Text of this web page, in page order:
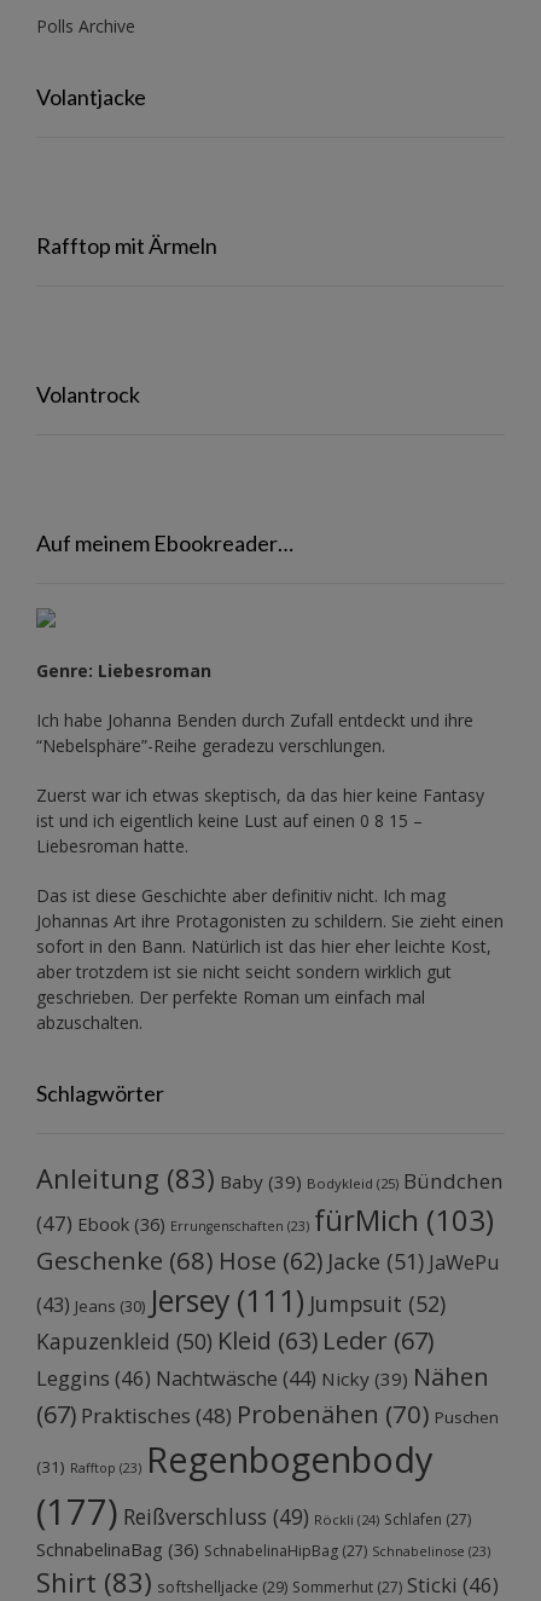
Polls Archive
Volantjacke
Rafftop mit Ärmeln
Volantrock
Auf meinem Ebookreader…
Genre: Liebesroman
Ich habe Johanna Benden durch Zufall entdeckt und ihre
“Nebelsphäre”-Reihe geradezu verschlungen.
Zuerst war ich etwas skeptisch, da das hier keine Fantasy
ist und ich eigentlich keine Lust auf einen 0 8 15 –
Liebesroman hatte.
Das ist diese Geschichte aber definitiv nicht. Ich mag
Johannas Art ihre Protagonisten zu schildern. Sie zieht einen
sofort in den Bann. Natürlich ist das hier eher leichte Kost,
aber trotzdem ist sie nicht seicht sondern wirklich gut
geschrieben. Der perfekte Roman um einfach mal
abzuschalten.
Schlagwörter
Anleitung (83) Baby (39) Bodykleid (25) Bündchen
(47) Ebook (36) Errungenschaften (23) fürMich (103)
Geschenke (68) Hose (62) Jacke (51) JaWePu
(43) Jeans (30) Jersey (111) Jumpsuit (52)
Kapuzenkleid (50) Kleid (63) Leder (67)
Leggins (46) Nachtwäsche (44) Nicky (39) Nähen
(67) Praktisches (48) Probenähen (70) Puschen
(31) Rafftop (23) Regenbogenbody
(177) Reißverschluss (49) Röckli (24) Schlafen (27)
SchnabelinaBag (36) SchnabelinaHipBag (27) Schnabelinose (23)
Shirt (83) softshelljacke (29) Sommerhut (27) Sticki (46)